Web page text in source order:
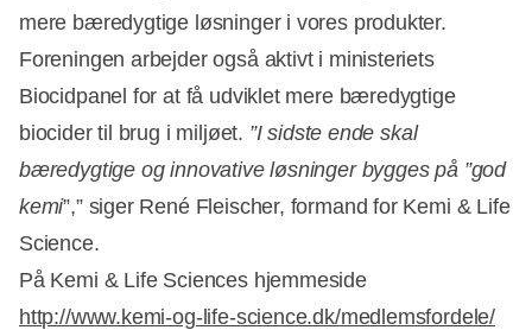
mere bæredygtige løsninger i vores produkter.
Foreningen arbejder også aktivt i ministeriets
Biocidpanel for at få udviklet mere bæredygtige
biocider til brug i miljøet. ”I sidste ende skal
bæredygtige og innovative løsninger bygges på ”god
kemi”,” siger René Fleischer, formand for Kemi & Life
Science.
På Kemi & Life Sciences hjemmeside
http://www.kemi-og-life-science.dk/medlemsfordele/